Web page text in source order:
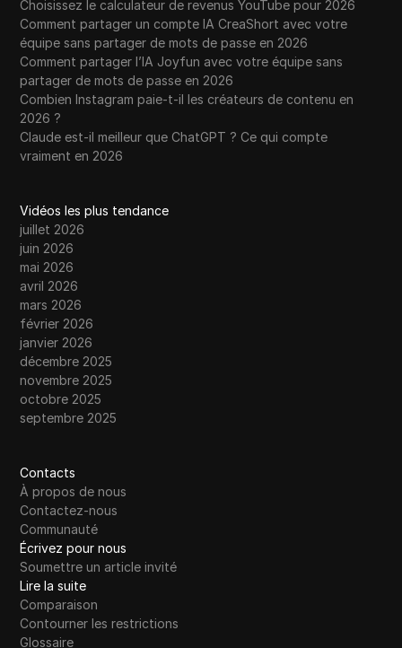
Choisissez le calculateur de revenus YouTube pour 2026
Comment partager un compte IA CreaShort avec votre
équipe sans partager de mots de passe en 2026
Comment partager l’IA Joyfun avec votre équipe sans
partager de mots de passe en 2026
Combien Instagram paie-t-il les créateurs de contenu en
2026 ?
Claude est-il meilleur que ChatGPT ? Ce qui compte
vraiment en 2026
Vidéos les plus tendance
juillet 2026
juin 2026
mai 2026
avril 2026
mars 2026
février 2026
janvier 2026
décembre 2025
novembre 2025
octobre 2025
septembre 2025
Contacts
À propos de nous
Contactez-nous
Communauté
Écrivez pour nous
Soumettre un article invité
Lire la suite
Comparaison
Contourner les restrictions
Glossaire